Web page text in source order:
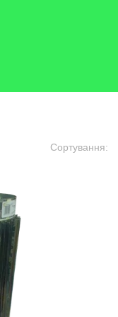
Сортування: